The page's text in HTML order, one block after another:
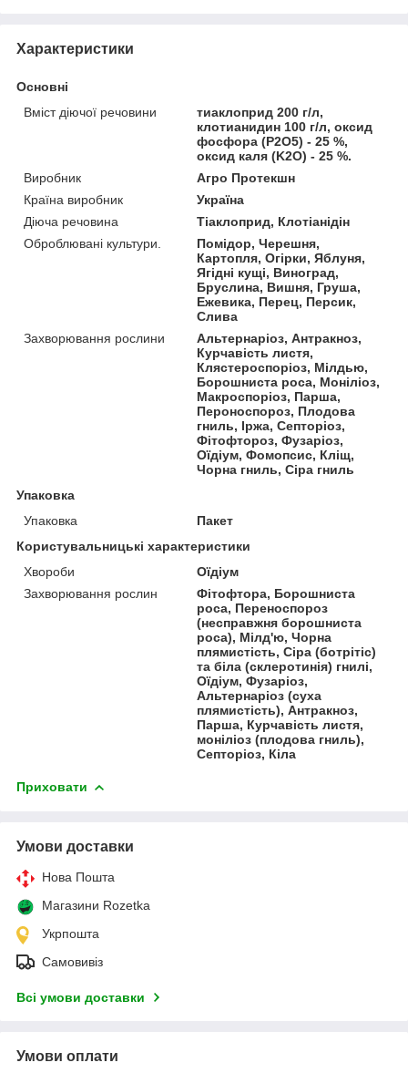
Характеристики
Основні
Вміст діючої речовини
тиаклоприд 200 г/л,
клотианидин 100 г/л, оксид
фосфора (P2O5) - 25 %,
оксид каля (K2O) - 25 %.
Виробник
Агро Протекшн
Країна виробник
Україна
Діюча речовина
Тіаклоприд, Клотіанідін
Оброблювані культури.
Помідор, Черешня,
Картопля, Огірки, Яблуня,
Ягідні кущі, Виноград,
Бруслина, Вишня, Груша,
Ежевика, Перец, Персик,
Слива
Захворювання рослини
Альтернаріоз, Антракноз,
Курчавість листя,
Клястероспоріоз, Мілдью,
Борошниста роса, Моніліоз,
Макроспоріоз, Парша,
Пероноспороз, Плодова
гниль, Іржа, Септоріоз,
Фітофтороз, Фузаріоз,
Оїдіум, Фомопсис, Кліщ,
Чорна гниль, Сіра гниль
Упаковка
Упаковка
Пакет
Користувальницькі характеристики
Хвороби
Оїдіум
Захворювання рослин
Фітофтора, Борошниста
роса, Переноспороз
(несправжня борошниста
роса), Мілд'ю, Чорна
плямистість, Сіра (ботрітіс)
та біла (склеротинія) гнилі,
Оїдіум, Фузаріоз,
Альтернаріоз (суха
плямистість), Антракноз,
Парша, Курчавість листя,
моніліоз (плодова гниль),
Септоріоз, Кіла
Приховати
Умови доставки
Нова Пошта
Магазини Rozetka
Укрпошта
Самовивіз
Всі умови доставки
Умови оплати